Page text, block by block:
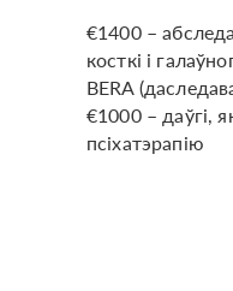
€1400 –
косткі і
BERA
€1000 – даўгі,
псіхатэрапію